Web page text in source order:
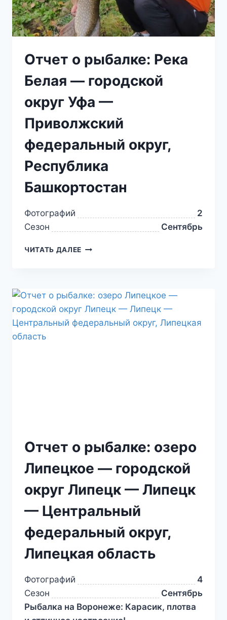
Отчет о рыбалке: Река
Белая — городской
округ Уфа —
Приволжский
федеральный округ,
Республика
Башкортостан
Фотографий
2
Сезон
Сентябрь
ЧИТАТЬ ДАЛЕЕ
Отчет о рыбалке: озеро
Липецкое — городской
округ Липецк — Липецк
— Центральный
федеральный округ,
Липецкая область
Фотографий
4
Сезон
Сентябрь
Рыбалка на Воронеже: Карасик, плотва